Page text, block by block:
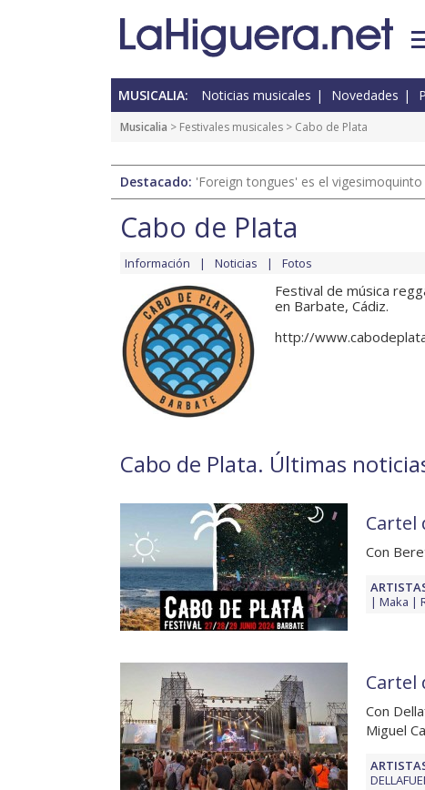
MUSICALIA: Noticias musicales Novedades
Musicalia > Festivales musicales > Cabo de Plata
Destacado: 'Foreign tongues' es el
Cabo de Plata
Información Noticias Fotos
Festival de música
en Barbate, Cádiz.
http://
Cabo de Plata. Últimas
Cartel
Con
Maka
Cartel
Con
Miguel